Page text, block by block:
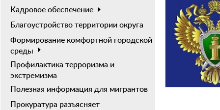
Кадровое обеспечение
Благоустройство территории округа
Формирование комфортной городской
среды
Профилактика терроризма и
экстремизма
Полезная информация для мигрантов
Прокуратура разъясняет